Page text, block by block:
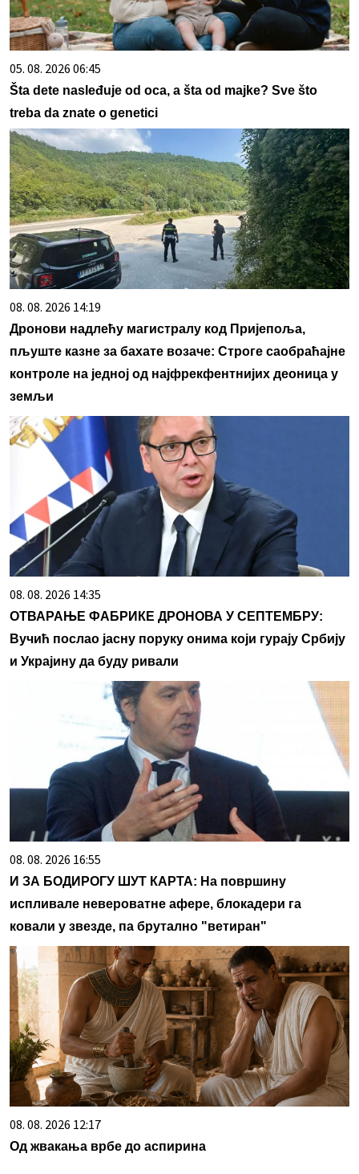
05. 08. 2026 06:45
Šta dete nasleđuje od oca, a šta od majke? Sve što
treba da znate o genetici
08. 08. 2026 14:19
Дронови надлећу магистралу код Пријепоља,
пљуште казне за бахате возаче: Строге саобраћајне
контроле на једној од најфрекфентнијих деоница у
земљи
08. 08. 2026 14:35
ОТВАРАЊЕ ФАБРИКЕ ДРОНОВА У СЕПТЕМБРУ:
Вучић послао јасну поруку онима који гурају Србију
и Украјину да буду ривали
08. 08. 2026 16:55
И ЗА БОДИРОГУ ШУТ КАРТА: На површину
испливале невероватне афере, блокадери га
ковали у звезде, па брутално "ветиран"
08. 08. 2026 12:17
Од жвакања врбе до аспирина